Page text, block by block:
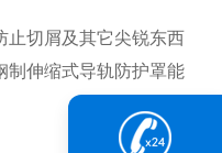
止切屑及其它尖锐东西
制伸缩式导轨防护罩能